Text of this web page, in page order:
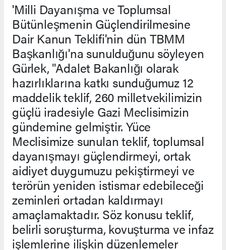
'Milli Dayanışma ve Toplumsal
Bütünleşmenin Güçlendirilmesine
Dair Kanun Teklifi'nin dün TBMM
Başkanlığı'na sunulduğunu söyleyen
Gürlek, "Adalet Bakanlığı olarak
hazırlıklarına katkı sunduğumuz 12
maddelik teklif, 260 milletvekilimizin
güçlü iradesiyle Gazi Meclisimizin
gündemine gelmiştir. Yüce
Meclisimize sunulan teklif, toplumsal
dayanışmayı güçlendirmeyi, ortak
aidiyet duygumuzu pekiştirmeyi ve
terörün yeniden istismar edebileceği
zeminleri ortadan kaldırmayı
amaçlamaktadır. Söz konusu teklif,
belirli soruşturma, kovuşturma ve infaz
işlemlerine ilişkin düzenlemeler